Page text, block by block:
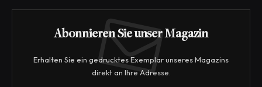
Abonnieren Sie unser Magazin
Erhalten Sie ein gedrucktes Exemplar unseres Magazins
direkt an Ihre Adresse.